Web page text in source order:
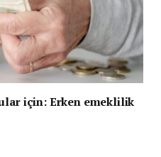
için: Erken emeklilik